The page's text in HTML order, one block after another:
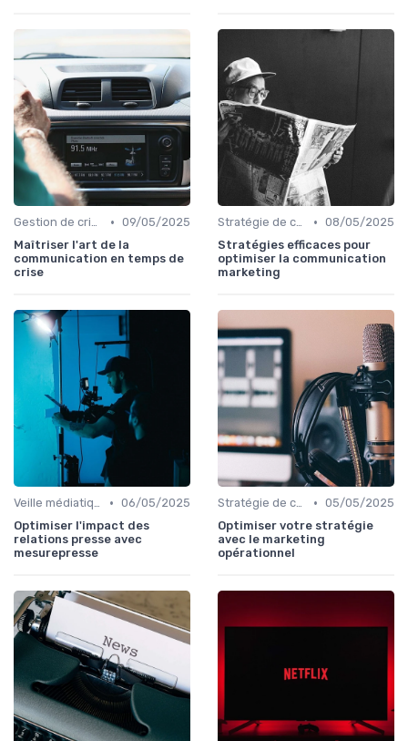
Gestion de crise • 09/05/2025
Maîtriser l'art de la
communication en temps de
crise
Stratégie de communication • 08/05/2025
Stratégies efficaces pour
optimiser la communication
marketing
Veille médiatique • 06/05/2025
Optimiser l'impact des
relations presse avec
mesurepresse
Stratégie de communication • 05/05/2025
Optimiser votre stratégie
avec le marketing
opérationnel